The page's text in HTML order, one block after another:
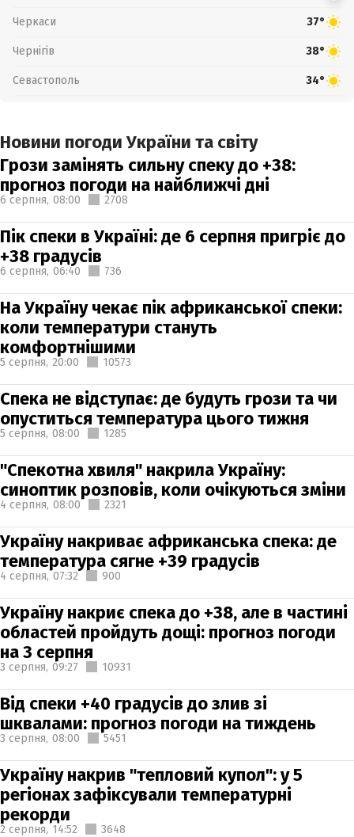
Черкаси 37°
Чернігів 38°
Севастополь 34°
Новини погоди України та світу
Грози замінять сильну спеку до +38:
прогноз погоди на найближчі дні
6 серпня, 08:00 2708
Пік спеки в Україні: де 6 серпня пригріє до
+38 градусів
6 серпня, 06:40 736
На Україну чекає пік африканської спеки:
коли температури стануть
комфортнішими
5 серпня, 20:00 10573
Спека не відступає: де будуть грози та чи
опуститься температура цього тижня
5 серпня, 08:00 1285
"Спекотна хвиля" накрила Україну:
синоптик розповів, коли очікуються зміни
4 серпня, 08:00 2321
Україну накриває африканська спека: де
температура сягне +39 градусів
4 серпня, 07:32 900
Україну накриє спека до +38, але в частині
областей пройдуть дощі: прогноз погоди
на 3 серпня
3 серпня, 09:27 10931
Від спеки +40 градусів до злив зі
шквалами: прогноз погоди на тиждень
3 серпня, 08:00 5451
Україну накрив "тепловий купол": у 5
регіонах зафіксували температурні
рекорди
2 серпня, 14:52 3648